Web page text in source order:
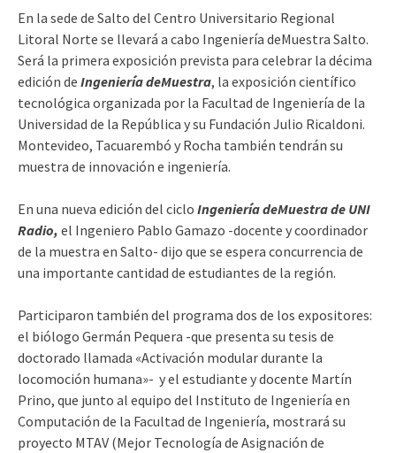
En la sede de Salto del Centro Universitario Regional
Litoral Norte se llevará a cabo Ingeniería deMuestra Salto.
Será la primera exposición prevista para celebrar la décima
edición de Ingeniería deMuestra, la exposición científico
tecnológica organizada por la Facultad de Ingeniería de la
Universidad de la República y su Fundación Julio Ricaldoni.
Montevideo, Tacuarembó y Rocha también tendrán su
muestra de innovación e ingeniería.
En una nueva edición del ciclo Ingeniería deMuestra de UNI
Radio, el Ingeniero Pablo Gamazo -docente y coordinador
de la muestra en Salto- dijo que se espera concurrencia de
una importante cantidad de estudiantes de la región.
Participaron también del programa dos de los expositores:
el biólogo Germán Pequera -que presenta su tesis de
doctorado llamada «Activación modular durante la
locomoción humana»- y el estudiante y docente Martín
Prino, que junto al equipo del Instituto de Ingeniería en
Computación de la Facultad de Ingeniería, mostrará su
proyecto MTAV (Mejor Tecnología de Asignación de